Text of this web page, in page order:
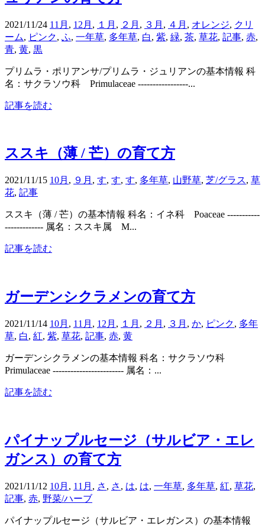
2021/11/24 11月 , 12月 , １月 , ２月 , ３月 , ４月 , オレンジ, クリ
ーム, ピンク, ふ, 一年草, 多年草, 白, 紫, 緑, 茶, 草花, 記事, 赤,
青, 黄, 黒
プリムラ・ポリアンサ/プリムラ・ジュリアンの基本情報 科
名：サクラソウ科 Primulaceae -----------------...
記事を読む
ススキ（薄 / 芒）の育て方
2021/11/15 10月 , ９月 , す, す, す, 多年草, 山野草, 芝/グラス, 草
花, 記事
ススキ（薄 / 芒）の基本情報 科名：イネ科 Poaceae -----------
------------- 属名：ススキ属 M...
記事を読む
ガーデンシクラメンの育て方
2021/11/14 10月 , 11月 , 12月 , １月 , ２月 , ３月 , か, ピンク, 多年
草, 白, 紅, 紫, 草花, 記事, 赤, 黄
ガーデンシクラメンの基本情報 科名：サクラソウ科
Primulaceae ------------------------ 属名：...
記事を読む
パイナップルセージ（サルビア・エレ
ガンス）の育て方
2021/11/12 10月 , 11月 , さ , さ , は, は, 一年草, 多年草, 紅, 草花,
記事, 赤, 野菜/ハーブ
パイナップルセージ（サルビア・エレガンス）の基本情報